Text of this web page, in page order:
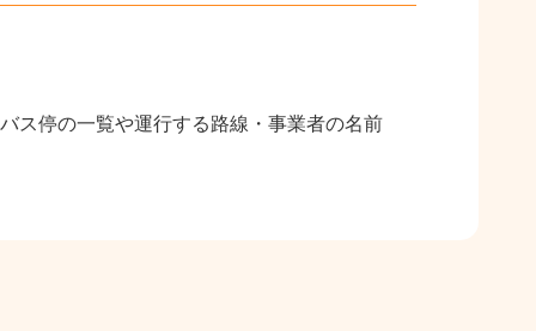
ス停の一覧や運行する路線・事業者の名前